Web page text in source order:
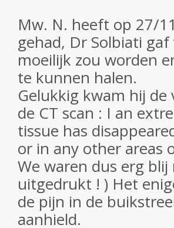
Mw. N. heeft op 27/
gehad, Dr Solbiati
moeilijk zou worden
te kunnen halen.
Gelukkig kwam hij
de CT scan : I an
tissue has
or in any other areas
We waren dus erg
uitgedrukt ! ) Het
de pijn in de
aanhield.